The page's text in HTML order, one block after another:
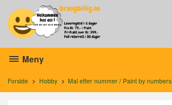
innholdet
Meny
Forside Hobby Mal etter nummer / Paint by numbers